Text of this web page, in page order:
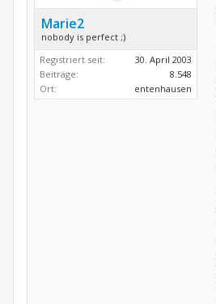
Marie2
nobody is perfect ;)
Registriert seit:
30. April 2003
Beiträge:
8.548
Ort:
entenhausen